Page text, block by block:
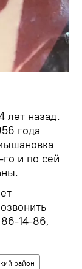
лет назад.
года
и по сей
14-86,
район